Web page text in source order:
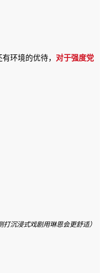
环境的优待， 对于强度党
沉浸式戏剧用琳恩会更舒适）